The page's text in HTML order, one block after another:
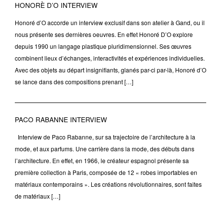
HONORÈ D’O INTERVIEW
Honoré d’O accorde un interview exclusif dans son atelier à Gand, ou il
nous présente ses dernières oeuvres. En effet Honoré D’O explore
depuis 1990 un langage plastique pluridimensionnel. Ses œuvres
combinent lieux d’échanges, interactivités et expériences individuelles.
Avec des objets au départ insignifiants, glanés par-ci par-là, Honoré d’O
se lance dans des compositions prenant […]
PACO RABANNE INTERVIEW
Interview de Paco Rabanne, sur sa trajectoire de l’architecture à la
mode, et aux parfums. Une carrière dans la mode, des débuts dans
l’architecture. En effet, en 1966, le créateur espagnol présente sa
première collection à Paris, composée de 12 « robes importables en
matériaux contemporains ». Les créations révolutionnaires, sont faites
de matériaux […]